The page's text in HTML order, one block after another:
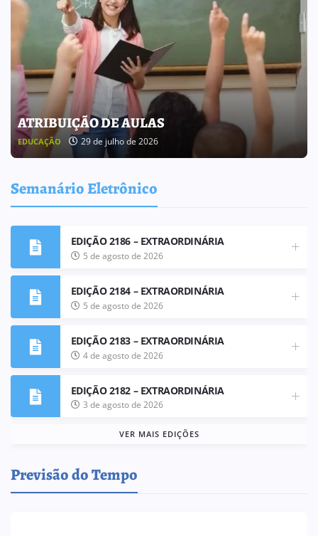
BOLETIM INFORMATIVO 238
BOLETIM INFORMATIVO 25 de julho de 2026
Semanário Eletrônico
EDIÇÃO 2186 – EXTRAORDINÁRIA
5 de agosto de 2026
EDIÇÃO 2184 – EXTRAORDINÁRIA
5 de agosto de 2026
EDIÇÃO 2183 – EXTRAORDINÁRIA
4 de agosto de 2026
EDIÇÃO 2182 – EXTRAORDINÁRIA
3 de agosto de 2026
VER MAIS EDIÇÕES
Previsão do Tempo